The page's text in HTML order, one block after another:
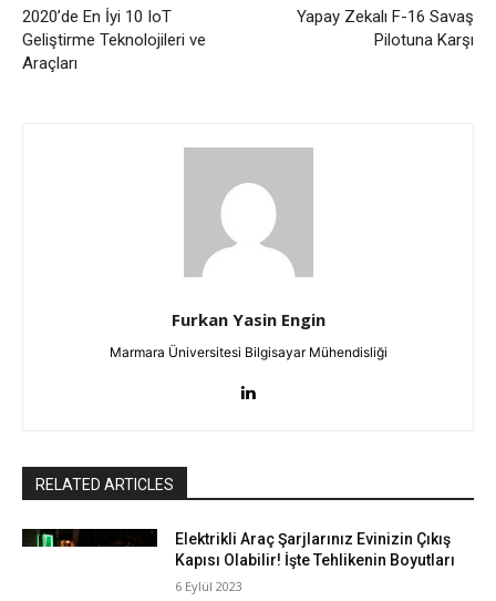
2020’de En İyi 10 IoT
Geliştirme Teknolojileri ve
Araçları
Yapay Zekalı F-16 Savaş
Pilotuna Karşı
Furkan Yasin Engin
Marmara Üniversitesi Bilgisayar Mühendisliği
RELATED ARTICLES
Elektrikli Araç Şarjlarınız Evinizin Çıkış
Kapısı Olabilir! İşte Tehlikenin Boyutları
6 Eylül 2023